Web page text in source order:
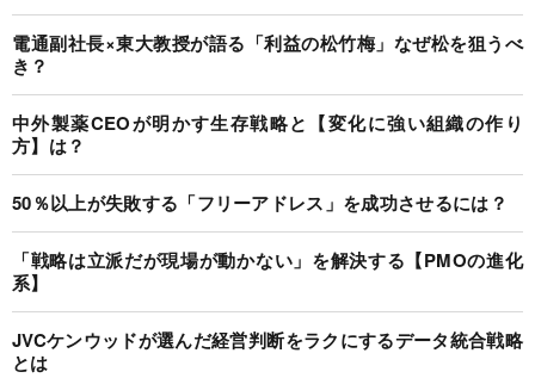
電通副社長×東大教授が語る「利益の松竹梅」なぜ松を狙うべ
き？
中外製薬CEOが明かす生存戦略と【変化に強い組織の作り
方】は？
50％以上が失敗する「フリーアドレス」を成功させるには？
「戦略は立派だが現場が動かない」を解決する【PMOの進化
系】
JVCケンウッドが選んだ経営判断をラクにするデータ統合戦略
とは